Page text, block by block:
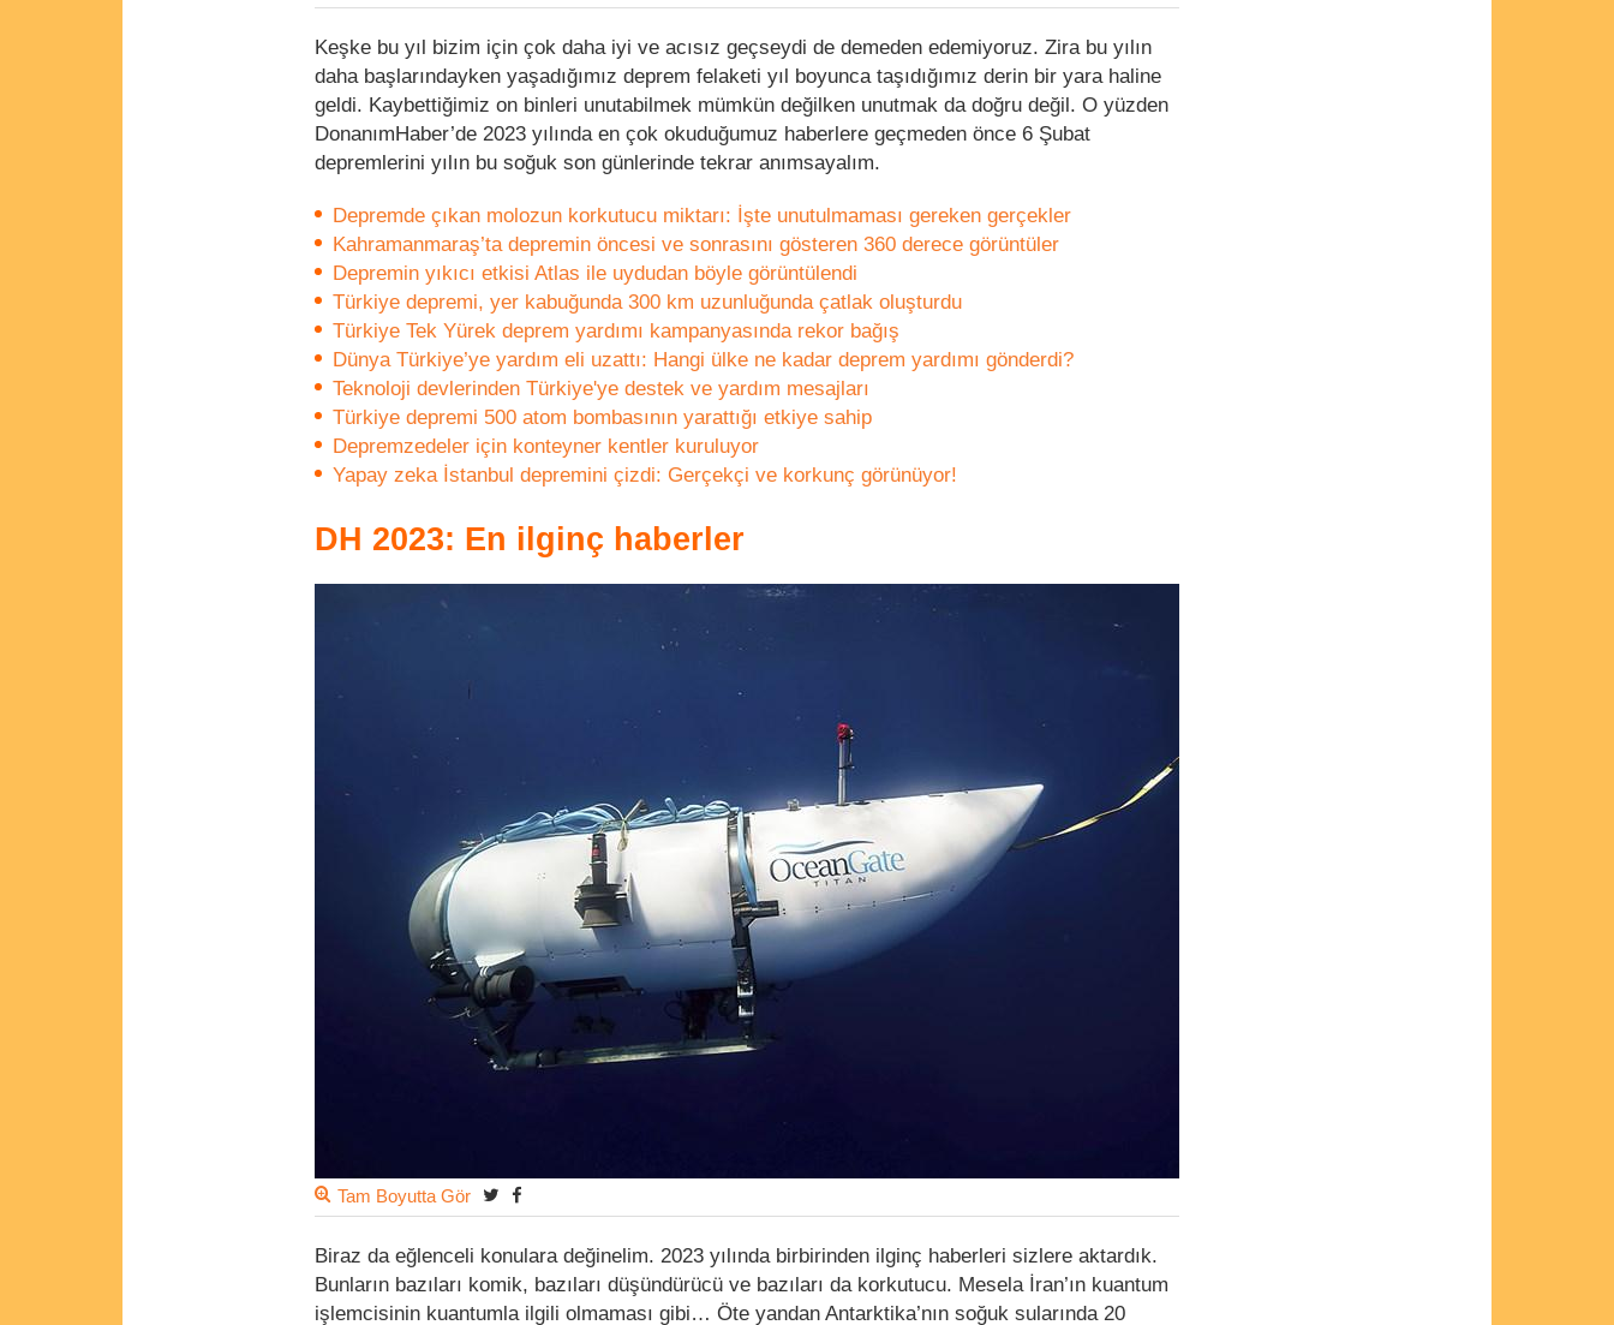
Keşke bu yıl bizim için çok daha iyi ve acısız geçseydi de demeden edemiyoruz. Zira bu yılın
daha başlarındayken yaşadığımız deprem felaketi yıl boyunca taşıdığımız derin bir yara haline
geldi. Kaybettiğimiz on binleri unutabilmek mümkün değilken unutmak da doğru değil. O yüzden
DonanımHaber’de 2023 yılında en çok okuduğumuz haberlere geçmeden önce 6 Şubat
depremlerini yılın bu soğuk son günlerinde tekrar anımsayalım.
Depremde çıkan molozun korkutucu miktarı: İşte unutulmaması gereken gerçekler
Kahramanmaraş’ta depremin öncesi ve sonrasını gösteren 360 derece görüntüler
Depremin yıkıcı etkisi Atlas ile uydudan böyle görüntülendi
Türkiye depremi, yer kabuğunda 300 km uzunluğunda çatlak oluşturdu
Türkiye Tek Yürek deprem yardımı kampanyasında rekor bağış
Dünya Türkiye’ye yardım eli uzattı: Hangi ülke ne kadar deprem yardımı gönderdi?
Teknoloji devlerinden Türkiye'ye destek ve yardım mesajları
Türkiye depremi 500 atom bombasının yarattığı etkiye sahip
Depremzedeler için konteyner kentler kuruluyor
Yapay zeka İstanbul depremini çizdi: Gerçekçi ve korkunç görünüyor!
DH 2023: En ilginç haberler
Tam Boyutta Gör
Biraz da eğlenceli konulara değinelim. 2023 yılında birbirinden ilginç haberleri sizlere aktardık.
Bunların bazıları komik, bazıları düşündürücü ve bazıları da korkutucu. Mesela İran’ın kuantum
işlemcisinin kuantumla ilgili olmaması gibi… Öte yandan Antarktika’nın soğuk sularında 20